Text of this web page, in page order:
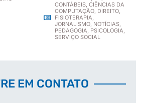
CONTÁBEIS, CIÊNCIAS DA
COMPUTAÇÃO, DIREITO,
FISIOTERAPIA,
JORNALISMO, NOTÍCIAS,
PEDAGOGIA, PSICOLOGIA,
SERVIÇO SOCIAL
EM CONTATO